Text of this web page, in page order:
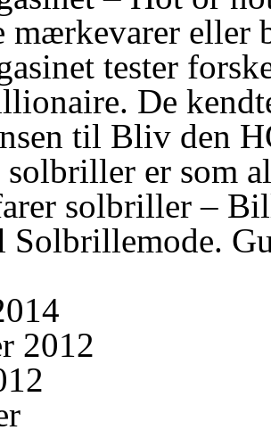
mærkevarer eller
tester
De
til Bliv den
solbriller er som
solbriller –
Solbrillemode.
2012